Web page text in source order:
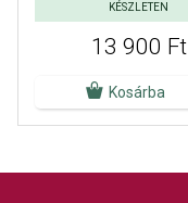
KÉSZLETEN
13 900 Ft
Kosárba